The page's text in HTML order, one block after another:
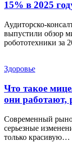
15% в 2025
Аудиторско-
выпустили обзор
робототехники за
Здоровье
Что такое
они работают,
Современный
серьезные
только красивую…